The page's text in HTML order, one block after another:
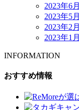
2023年6月
2023年5月
2023年2月
2023年1月
INFORMATION
おすすめ情報